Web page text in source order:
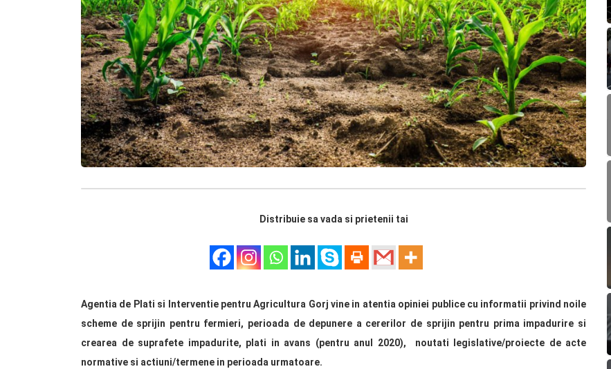
Distribuie sa vada si prietenii tai
Agentia de Plati si Interventie pentru Agricultura Gorj vine in atentia opiniei publice cu informatii privind noile
scheme de sprijin pentru fermieri, perioada de depunere a cererilor de sprijin pentru prima impadurire si
crearea de suprafete impadurite, plati in avans (pentru anul 2020), noutati legislative/proiecte de acte
normative si actiuni/termene in perioada urmatoare.